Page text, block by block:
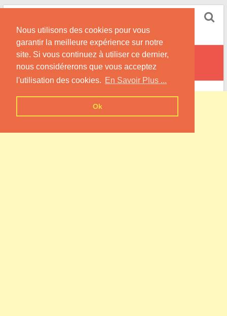
Nous utilisons des cookies pour vous
garantir la meilleure expérience sur notre
site. Si vous continuez à utiliser ce dernier,
nous considérerons que vous acceptez
l'utilisation des cookies. En Savoir Plus ...
Ok
Skip
content
Informations sur les Pompes à Chaleur
Le Theil-Nolent